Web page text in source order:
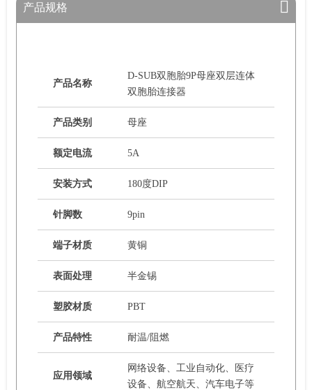
产品规格
产品名称
D-SUB双胞胎9P母座双层连体
双胞胎连接器
产品类别 母座
额定电流 5A
安装方式 180度DIP
针脚数 9pin
端子材质 黄铜
表面处理 半金锡
塑胶材质 PBT
产品特性 耐温/阻燃
应用领域
网络设备、工业自动化、医疗
设备、航空航天、汽车电子等